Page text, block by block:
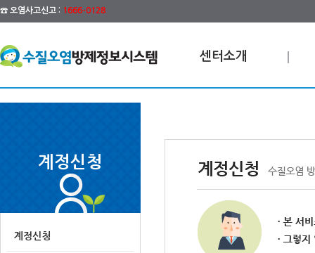
☎ 오염사고신고 : 1666-0128
센터소개
계정신청
계정신청